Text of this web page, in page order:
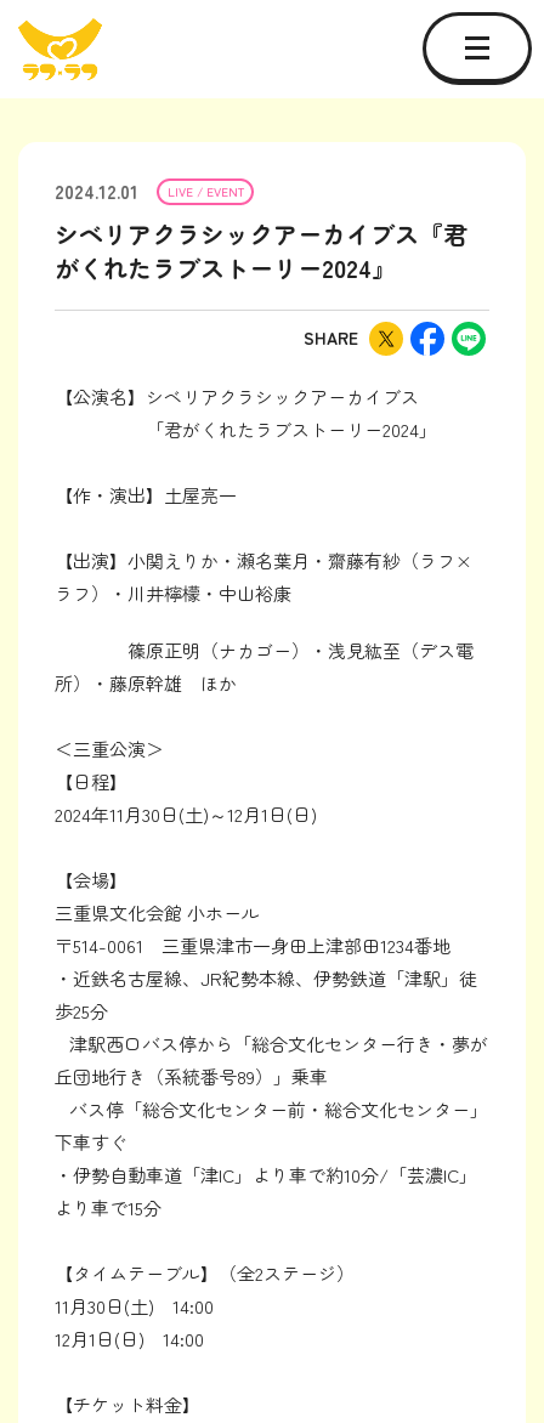
2024.12.01 LIVE / EVENT
シベリアクラシックアーカイブス『君
がくれたラブストーリー2024』
SHARE
【公演名】シベリアクラシックアーカイブス
「君がくれたラブストーリー2024」
【作・演出】土屋亮一
【出演】小関えりか・瀬名葉月・齋藤有紗（ラフ×
ラフ）・川井檸檬・中山裕康
篠原正明（ナカゴー）・浅見紘至（デス電
所）・藤原幹雄 ほか
＜三重公演＞
【日程】
2024年11月30日(土)～12月1日(日)
【会場】
三重県文化会館 小ホール
〒514-0061 三重県津市一身田上津部田1234番地
・近鉄名古屋線、JR紀勢本線、伊勢鉄道「津駅」徒
歩25分
津駅西口バス停から「総合文化センター行き・夢が
丘団地行き（系統番号89）」乗車
バス停「総合文化センター前・総合文化センター」
下車すぐ
・伊勢自動車道「津IC」より車で約10分/「芸濃IC」
より車で15分
【タイムテーブル】（全2ステージ）
11月30日(土) 14:00
12月1日(日) 14:00
【チケット料金】